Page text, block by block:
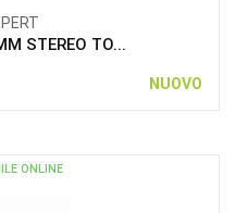
STEREO TO...
NUOVO
ONLINE